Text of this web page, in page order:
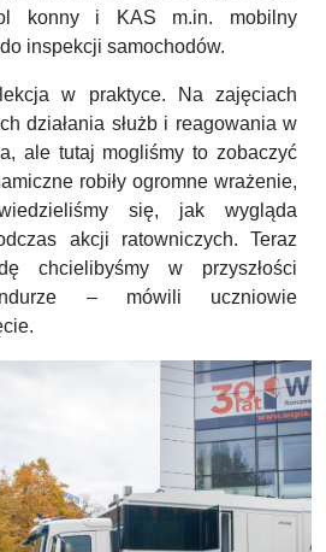
konny i KAS m.in. mobilny
inspekcji samochodów.
w praktyce. Na zajęciach
działania służb i reagowania w
ale tutaj mogliśmy to zobaczyć
robiły ogromne wrażenie,
się, jak wygląda
akcji ratowniczych. Teraz
chcielibyśmy w przyszłości
– mówili uczniowie